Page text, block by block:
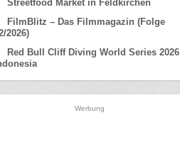
Streetfood Market in Feldkirchen
FilmBlitz – Das Filmmagazin (Folge
2026)
Red Bull Cliff Diving World Series 2026
Werbung